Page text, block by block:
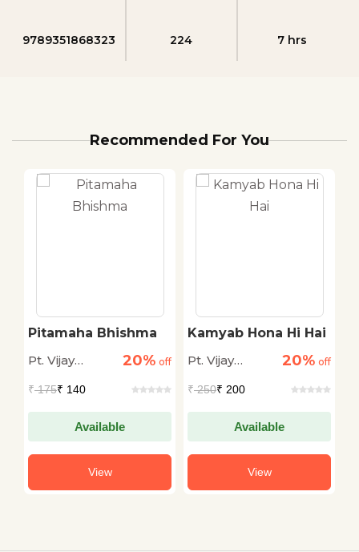
9789351868323 224 7 hrs
Recommended For You
Pitamaha Bhishma
Pt. Vijay
20% off
₹175₹ 140
Available
View
Kamyab Hona Hi Hai
Pt. Vijay
20% off
₹250₹ 200
Available
View